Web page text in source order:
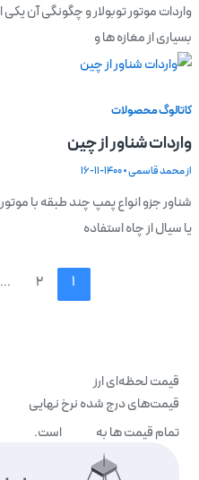
واردات موتور توبولار و چگونگی آن یکی
بسیاری از مغازه ها و
کاتالوگ محصولات
واردات شناور از چین
ازمحمد قاسمی•
1400-11-16
شناور جزو انواع پمپ چند طبقه با
یا سیال از چاه استفاده
1
2
…
قیمت لحظه‌ای ارز
قیمت‌های درج شده نرخ نهایی
تمام قیمت ها به
است.